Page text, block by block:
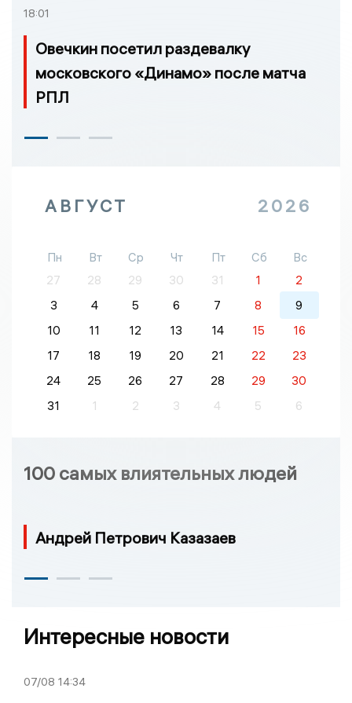
18:01
Овечкин посетил раздевалку
московского «Динамо» после матча
РПЛ
АВГУСТ 2026
Пн Вт Ср Чт Пт Сб
Вс
27
28 29 30 31 1
2
3
4 5 6 7 8
9
10
11 12 13 14 15
16
17
18 19 20 21 22
23
24
25 26 27 28 29
30
31
1 2 3 4 5 6
100 самых влиятельных людей
Андрей Петрович Казазаев
Интересные новости
07/08 14:34